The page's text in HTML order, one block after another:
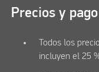
Precios y pago
Todos los
incluyen el 25